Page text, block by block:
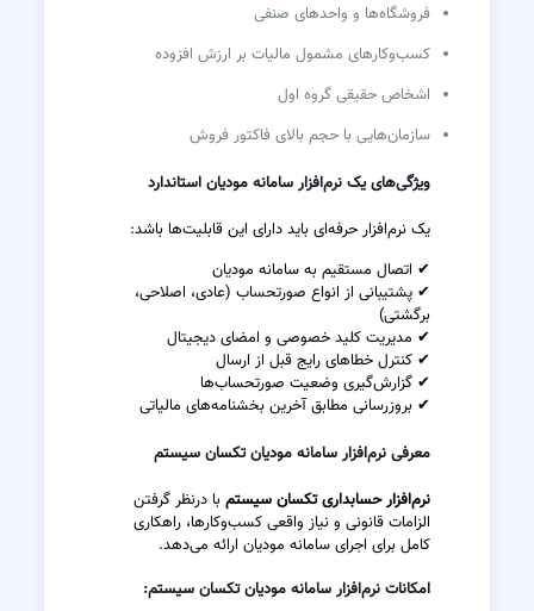
فروشگاه‌ها و واحدهای صنفی
کسب‌وکارهای مشمول مالیات بر ارزش افزوده
اشخاص حقیقی گروه اول
سازمان‌هایی با حجم بالای فاکتور فروش
ویژگی‌های یک نرم‌افزار سامانه مودیان استاندارد
یک نرم‌افزار حرفه‌ای باید دارای این قابلیت‌ها باشد:
✔ اتصال مستقیم به سامانه مودیان
✔ پشتیبانی از انواع صورتحساب (عادی، اصلاحی،
برگشتی)
✔ مدیریت کلید خصوصی و امضای دیجیتال
✔ کنترل خطاهای رایج قبل از ارسال
✔ گزارش‌گیری وضعیت صورتحساب‌ها
✔ بروزرسانی مطابق آخرین بخشنامه‌های مالیاتی
معرفی نرم‌افزار سامانه مودیان تکسان سیستم
نرم‌افزار حسابداری تکسان سیستمبا درنظر گرفتن
الزامات قانونی و نیاز واقعی کسب‌وکارها، راهکاری
کامل برای اجرای سامانه مودیان ارائه می‌دهد.
امکانات نرم‌افزار سامانه مودیان تکسان سیستم: